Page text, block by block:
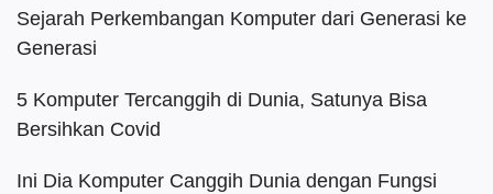
Sejarah Perkembangan Komputer dari Generasi ke
Generasi
5 Komputer Tercanggih di Dunia, Satunya Bisa
Bersihkan Covid
Ini Dia Komputer Canggih Dunia dengan Fungsi